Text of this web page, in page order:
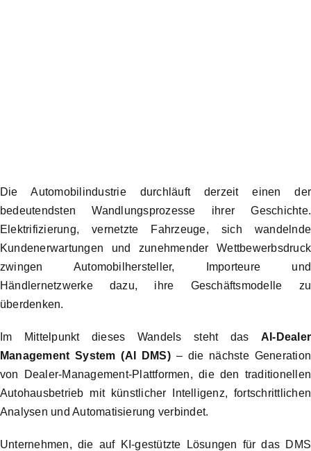
Die Automobilindustrie durchläuft derzeit einen der
bedeutendsten Wandlungsprozesse ihrer Geschichte.
Elektrifizierung, vernetzte Fahrzeuge, sich wandelnde
Kundenerwartungen und zunehmender Wettbewerbsdruck
zwingen Automobilhersteller, Importeure und
Händlernetzwerke dazu, ihre Geschäftsmodelle zu
überdenken.
Im Mittelpunkt dieses Wandels steht das AI-Dealer
Management System (AI DMS) – die nächste Generation
von Dealer-Management-Plattformen, die den traditionellen
Autohausbetrieb mit künstlicher Intelligenz, fortschrittlichen
Analysen und Automatisierung verbindet.
Unternehmen, die auf KI-gestützte Lösungen für das DMS